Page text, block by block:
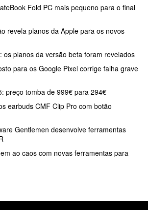
Fold PC mais pequeno para o final
revela planos da Apple para os novos
os planos da versão beta foram revelados
para os Google Pixel corrige falha grave
preço tomba de 999€ para 294€
earbuds CMF Clip Pro com botão
Gentlemen desenvolve ferramentas
ao caos com novas ferramentas para